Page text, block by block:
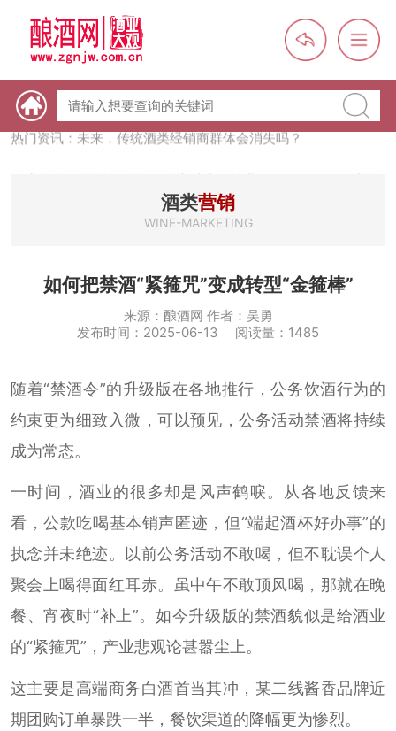
热门资讯：【酒体设计师】职业技能培训及认定班开班通知
热门资讯：未来，传统酒类经销商群体会消失吗？
么简单
热门资讯：2024年上市酒企业第三季度报（白酒、啤酒、葡萄
酒、黄酒）
酒类营销
WINE-MARKETING
如何把禁酒“紧箍咒”变成转型“金箍棒”
来源：酿酒网 作者：吴勇
发布时间：2025-06-13 阅读量：1485
随着“禁酒令”的升级版在各地推行，公务饮酒行为的
约束更为细致入微，可以预见，公务活动禁酒将持续
成为常态。
一时间，酒业的很多却是风声鹤唳。从各地反馈来
看，公款吃喝基本销声匿迹，但“端起酒杯好办事”的
执念并未绝迹。以前公务活动不敢喝，但不耽误个人
聚会上喝得面红耳赤。虽中午不敢顶风喝，那就在晚
餐、宵夜时“补上”。如今升级版的禁酒貌似是给酒业
的“紧箍咒”，产业悲观论甚嚣尘上。
这主要是高端商务白酒首当其冲，某二线酱香品牌近
期团购订单暴跌一半，餐饮渠道的降幅更为惨烈。